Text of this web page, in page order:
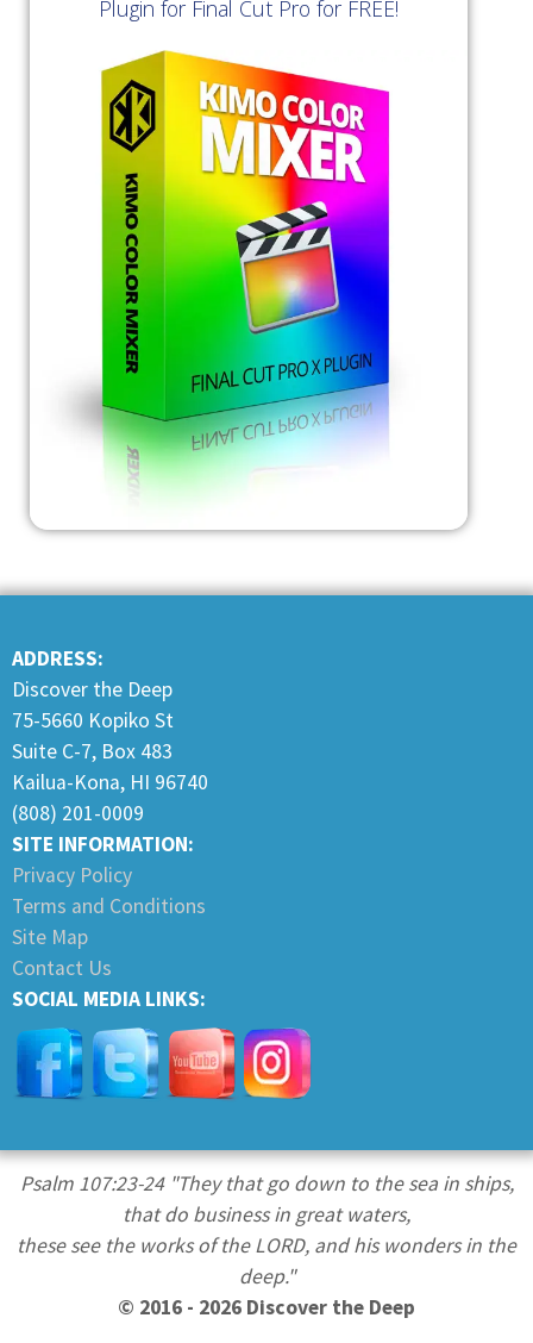
Plugin for Final Cut Pro for FREE!
ADDRESS:
Discover the Deep
75-5660 Kopiko St
Suite C-7, Box 483
Kailua-Kona, HI 96740
(808) 201-0009
SITE INFORMATION:
Privacy Policy
Terms and Conditions
Site Map
Contact Us
SOCIAL MEDIA LINKS:
Psalm 107:23-24 "They that go down to the sea in ships,
that do business in great waters,
these see the works of the LORD, and his wonders in the
deep."
© 2016 - 2026 Discover the Deep